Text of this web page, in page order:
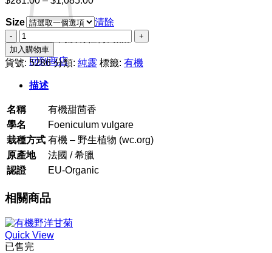
購物車內沒有任何商品。
回到商店
範
到
Size
清除
有
機
甜
香
量
加入購物車
貨號: 5286 分類: 純露 標籤: 有機
描述
名稱
有機甜茴香
學名
Foeniculum vulgare
栽種方式 有機 – 野生植物 (wc.org)
原產地
法國 / 希臘
認證
EU-Organic
相關商品
Quick View
已售完